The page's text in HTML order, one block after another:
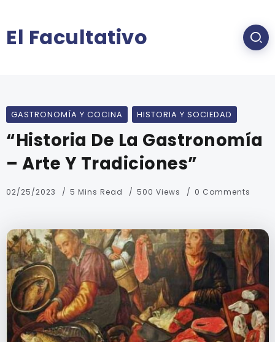
El Facultativo
GASTRONOMÍA Y COCINA HISTORIA Y SOCIEDAD
“Historia De La Gastronomía
– Arte Y Tradiciones”
02/25/2023 5 Mins Read 500 Views 0 Comments